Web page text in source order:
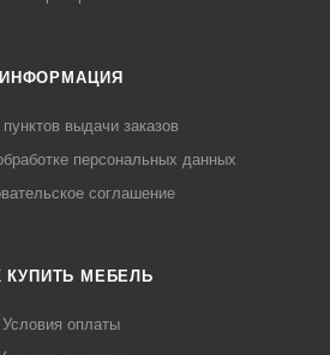
ИНФОРМАЦИЯ
выдачи заказов
персональных данных
соглашение
КУПИТЬ МЕБЕЛЬ
Условия оплаты